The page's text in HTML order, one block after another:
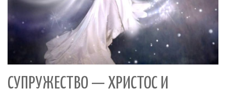
СУПРУЖЕСТВО — ХРИСТОС И